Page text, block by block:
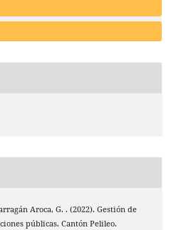
Aroca, G. . (2022). Gestión de
públicas. Cantón Pelileo.